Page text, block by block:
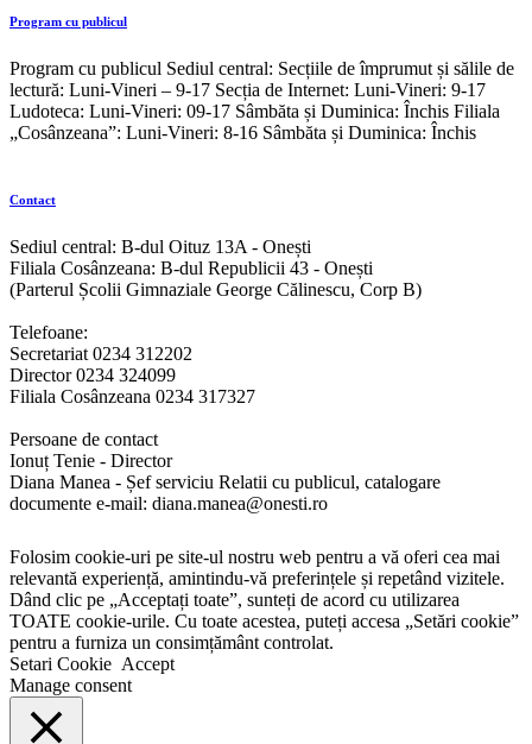
Program cu publicul
Program cu publicul Sediul central: Secțiile de împrumut și sălile de
lectură: Luni-Vineri – 9-17 Secția de Internet: Luni-Vineri: 9-17
Ludoteca: Luni-Vineri: 09-17 Sâmbăta și Duminica: Închis Filiala
„Cosânzeana”: Luni-Vineri: 8-16 Sâmbăta și Duminica: Închis
Contact
Sediul central: B-dul Oituz 13A - Onești
Filiala Cosânzeana: B-dul Republicii 43 - Onești
(Parterul Școlii Gimnaziale George Călinescu, Corp B)
Telefoane:
Secretariat 0234 312202
Director 0234 324099
Filiala Cosânzeana 0234 317327
Persoane de contact
Ionuț Tenie - Director
Diana Manea - Șef serviciu Relatii cu publicul, catalogare
documente e-mail: diana.manea@onesti.ro
Folosim cookie-uri pe site-ul nostru web pentru a vă oferi cea mai
relevantă experiență, amintindu-vă preferințele și repetând vizitele.
Dând clic pe „Acceptați toate”, sunteți de acord cu utilizarea
TOATE cookie-urile. Cu toate acestea, puteți accesa „Setări cookie”
pentru a furniza un consimțământ controlat.
Setari Cookie Accept
Manage consent